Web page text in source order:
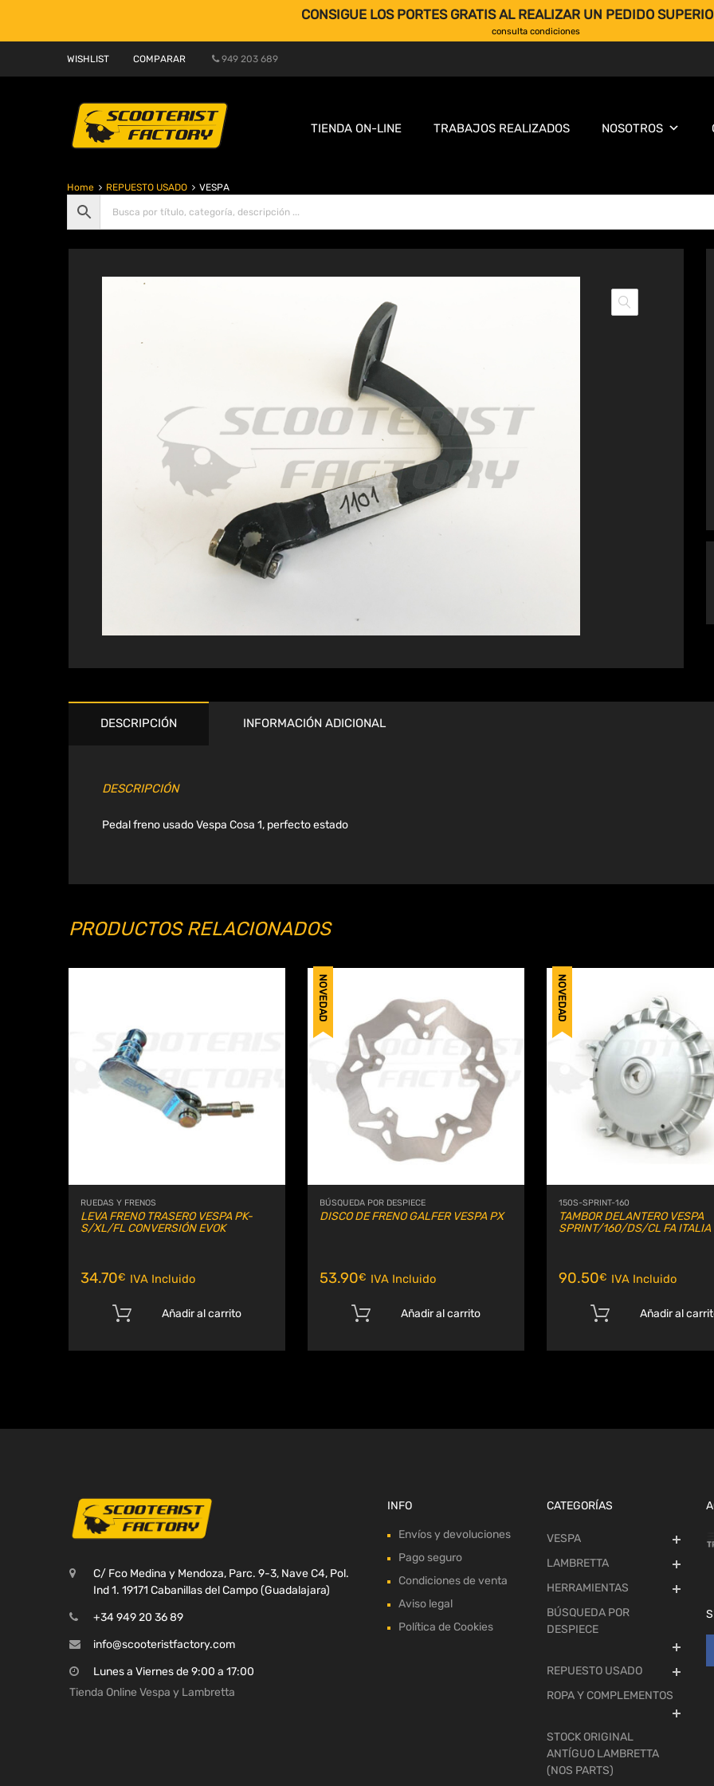
CONSIGUE LOS PORTES GRATIS AL REALIZAR UN PEDIDO
consulta condiciones
WISHLIST COMPARAR 949 203 689
TIENDA ON-LINE TRABAJOS REALIZADOS NOSOTROS
Home REPUESTO USADO VESPA
DESCRIPCIÓN INFORMACIÓN ADICIONAL
DESCRIPCIÓN
Pedal freno usado Vespa Cosa 1, perfecto estado
PRODUCTOS RELACIONADOS
Añadir a Wishlist
Comparar
RUEDAS Y FRENOS
LEVA FRENO TRASERO VESPA PK-
S/XL/FL CONVERSIÓN EVOK
34.70€ IVA Incluido
Añadir al carrito
NOVEDAD Añadir a Wishlist
Comparar
BÚSQUEDA POR DESPIECE
DISCO DE FRENO GALFER VESPA PX
53.90€ IVA Incluido
Añadir al carrito
NOVEDAD
150S-SPRINT-160
TAMBOR DELANTERO VESPA
SPRINT/160/DS/CL FA ITALIA
90.50€ IVA Incluido
Añadir al
C/ Fco Medina y Mendoza, Parc. 9-3, Nave C4, Pol.
Ind 1. 19171 Cabanillas del Campo (Guadalajara)
+34 949 20 36 89
info@scooteristfactory.com
Lunes a Viernes de 9:00 a 17:00
Tienda Online Vespa y Lambretta
INFO
Envíos y devoluciones
Pago seguro
Condiciones de venta
Aviso legal
Política de Cookies
CATEGORÍAS
VESPA
LAMBRETTA
HERRAMIENTAS
BÚSQUEDA POR
DESPIECE
REPUESTO USADO
ROPA Y COMPLEMENTOS
STOCK ORIGINAL
ANTÍGUO LAMBRETTA
(NOS PARTS)